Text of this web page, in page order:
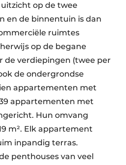
op de twee
en de binnentuin is dan
ruimtes
op de begane
de verdiepingen (twee per
de ondergrondse
appartementen met
appartementen met
Hun omvang
m². Elk appartement
inpandig terras.
penthouses van veel